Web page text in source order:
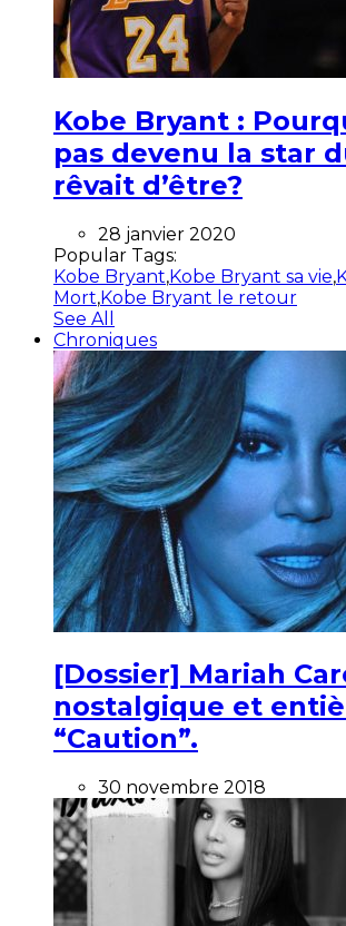
Kobe Bryant :
pas devenu la star
rêvait d’être?
28 janvier 2020
Popular Tags:
Kobe Bryant,Kobe Bryant sa vie,
Mort,Kobe Bryant le retour
See All
Chroniques
[Dossier] Mariah
nostalgique et
“Caution”.
30 novembre 2018